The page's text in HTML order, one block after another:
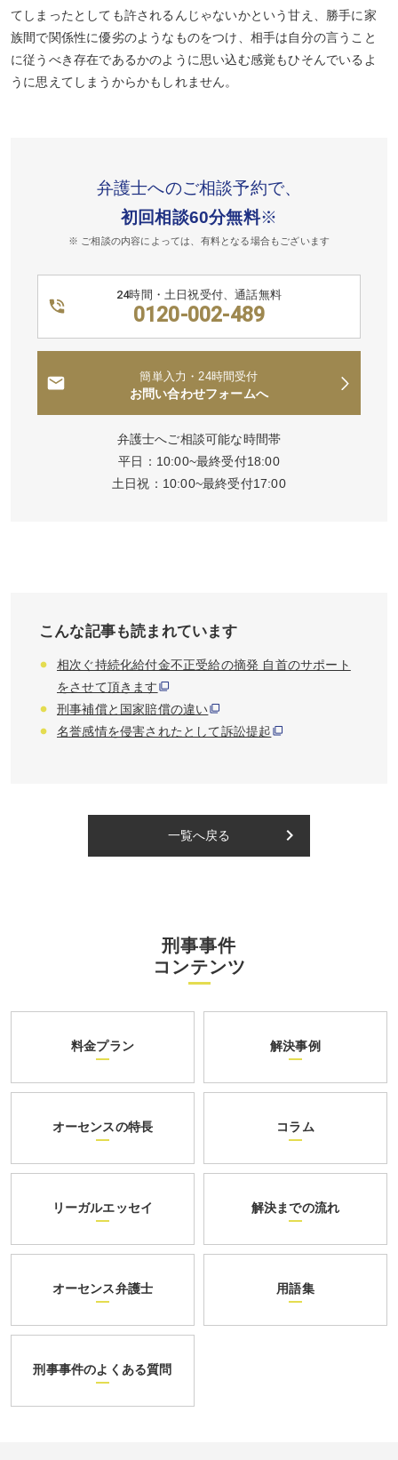
てしまったとしても許されるんじゃないかという甘え、勝手に家
族間で関係性に優劣のようなものをつけ、相手は自分の言うこと
に従うべき存在であるかのように思い込む感覚もひそんでいるよ
うに思えてしまうからかもしれません。
弁護士へのご相談予約で、
初回相談60分無料※
※ ご相談の内容によっては、有料となる場合もございます
24時間・土日祝受付、通話無料
0120-002-489
簡単入力・24時間受付
お問い合わせフォームへ
弁護士へご相談可能な時間帯
平日：10:00~最終受付18:00
土日祝：10:00~最終受付17:00
こんな記事も読まれています
相次ぐ持続化給付金不正受給の摘発 自首のサポート
をさせて頂きます
刑事補償と国家賠償の違い
名誉感情を侵害されたとして訴訟提起
一覧へ戻る keyboard_arrow_right
刑事事件
コンテンツ
料金プラン 解決事例
オーセンスの特長 コラム
リーガルエッセイ 解決までの流れ
オーセンス弁護士 用語集
刑事事件のよくある質問